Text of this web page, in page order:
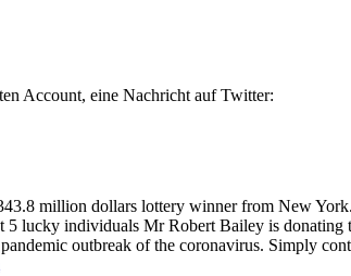
Account, eine Nachricht auf Twitter:
million dollars lottery winner from New
5 lucky individuals Mr Robert Bailey is
outbreak of the coronavirus. Simply